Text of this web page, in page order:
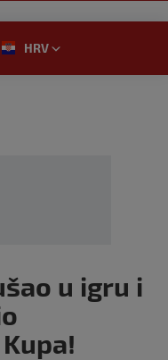
HRV
u igru i